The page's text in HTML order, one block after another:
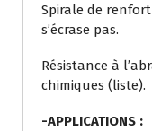
Spirale de
s’écrase pas.
Résistance à
chimiques (liste).
-APPLICATIONS :